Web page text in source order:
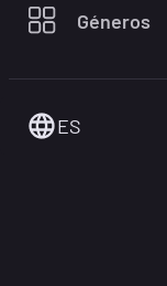
Géneros
ES